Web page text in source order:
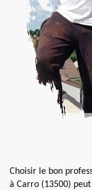
Choisir le bon
à Carro (13500)